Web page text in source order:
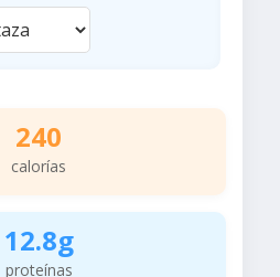
240
calorías
12.8g
proteínas